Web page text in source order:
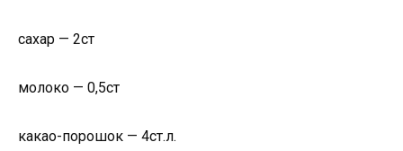
сахар — 2ст
молоко — 0,5ст
какао-порошок — 4ст.л.